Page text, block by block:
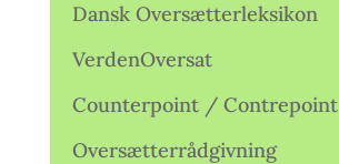
Dansk Oversætterleksikon
VerdenOversat
Counterpoint / Contrepoint
Oversætterrådgivning